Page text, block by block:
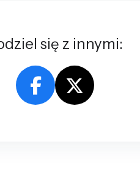
się z innymi: